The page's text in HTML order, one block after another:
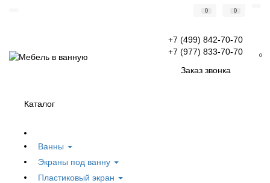
0 0
+7 (499) 842-70-70
+7 (977) 833-70-70
Заказ звонка
0
Каталог
Ванны
Экраны под ванну
Пластиковый экран